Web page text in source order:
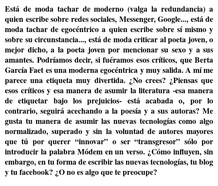
Está de moda tachar de moderno (valga la redundancia) a
quien escribe sobre redes sociales, Messenger, Google..., está de
moda tachar de egocéntrico a quien escribe sobre sí mismo y
sobre su circunstancia..., está de moda criticar al poeta joven, o
mejor dicho, a la poeta joven por mencionar su sexo y a sus
amantes. Podríamos decir, si fuéramos esos críticos, que Berta
García Faet es una moderna egocéntrica y muy salida. A mí me
parece una etiqueta muy divertida. ¿No crees? ¿Piensas que
esos críticos y esa manera de asumir la literatura -esa manera
de etiquetar bajo los prejuicios- está acabada o, por lo
contrario, seguirá acechando a la poesía y a sus autoras? Me
gusta tu manera de asumir las nuevas tecnologías como algo
normalizado, superado y sin la voluntad de autores mayores
que tú por querer “innovar” o ser “transgresor” sólo por
introducir la palabra Módem en un verso. ¿Cómo influyen, sin
embargo, en tu forma de escribir las nuevas tecnologías, tu blog
y tu facebook? ¿O no es algo que te preocupe?